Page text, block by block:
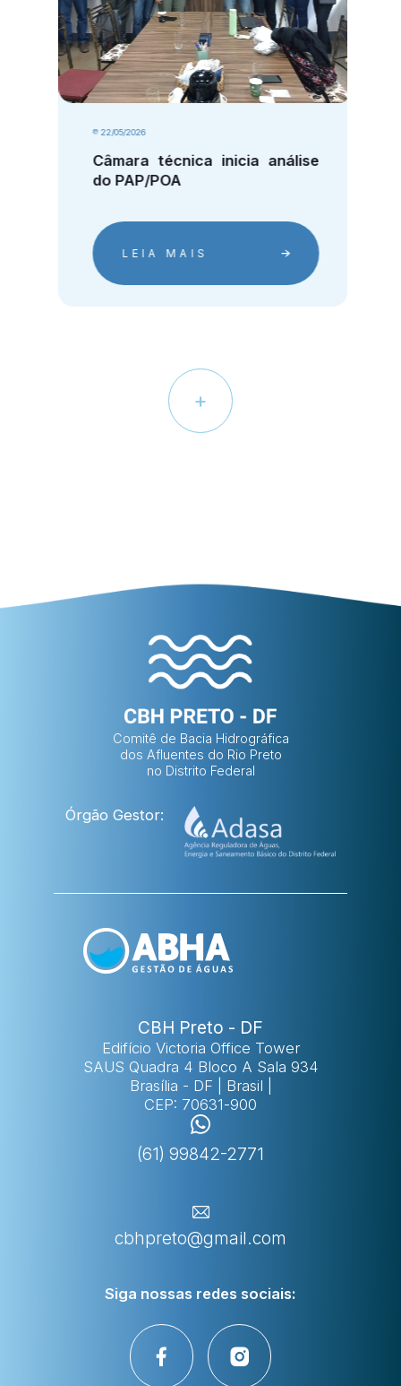
22/05/2026
Câmara técnica inicia análise
do PAP/POA
LEIA MAIS
+
Comitê de Bacia Hidrográfica
dos Afluentes do Rio Preto
no Distrito Federal
Órgão Gestor:
CBH Preto - DF
Edifício Victoria Office Tower
SAUS Quadra 4 Bloco A Sala 934
Brasília - DF | Brasil |
CEP: 70631-900
(61) 99842-2771
cbhpreto@gmail.com
Siga nossas redes sociais: